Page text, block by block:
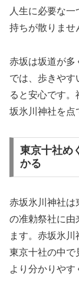
人生に必要な
持ちが散りませ
赤坂は坂道が多
では、歩きやす
ると安心です
坂氷川神社を点
東京十社め
かる
赤坂氷川神社は
の准勅祭社に由
ます。赤坂氷川
東京十社の中で
より分かりやす